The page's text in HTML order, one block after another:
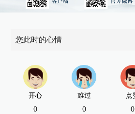
您此时的心情
开心
0
难过
0
点
0